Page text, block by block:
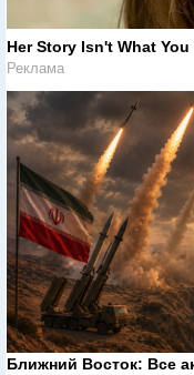
Her Story Isn't What
Реклама
Ближний Восток: Все